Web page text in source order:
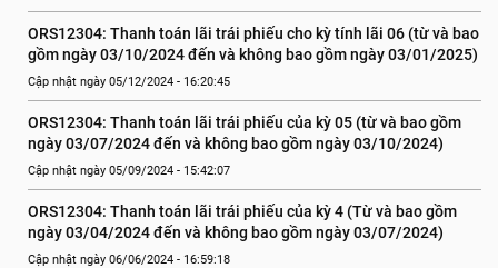
ORS12304: Thanh toán lãi trái phiếu cho kỳ tính lãi 06 (từ và bao
gồm ngày 03/10/2024 đến và không bao gồm ngày 03/01/2025)
Cập nhật ngày 05/12/2024 - 16:20:45
ORS12304: Thanh toán lãi trái phiếu của kỳ 05 (từ và bao gồm
ngày 03/07/2024 đến và không bao gồm ngày 03/10/2024)
Cập nhật ngày 05/09/2024 - 15:42:07
ORS12304: Thanh toán lãi trái phiếu của kỳ 4 (Từ và bao gồm
ngày 03/04/2024 đến và không bao gồm ngày 03/07/2024)
Cập nhật ngày 06/06/2024 - 16:59:18